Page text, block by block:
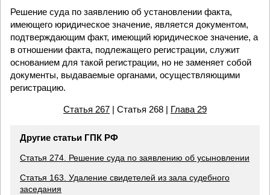
Решение суда по заявлению об установлении факта,
имеющего юридическое значение, является документом,
подтверждающим факт, имеющий юридическое значение, а
в отношении факта, подлежащего регистрации, служит
основанием для такой регистрации, но не заменяет собой
документы, выдаваемые органами, осуществляющими
регистрацию.
Статья 267| Статья 268 | Глава 29
Другие статьи ГПК РФ
Статья 274. Решение суда по заявлению об усыновлении
Статья 163. Удаление свидетелей из зала судебного
заседания